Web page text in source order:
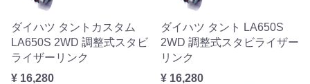
ダイハツ タントカスタム
LA650S 2WD 調整式スタビ
ライザーリンク
¥ 16,280
ダイハツ タント LA650S
2WD 調整式スタビライザー
リンク
¥ 16,280